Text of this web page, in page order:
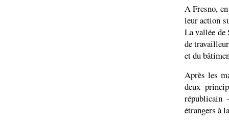
A Fresno,
leur action
La vallée de
de
et du
Après les
deux
étrangers à